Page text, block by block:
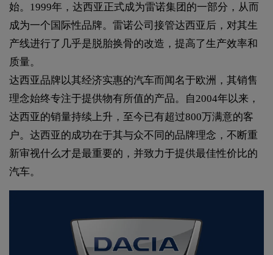
始。1999年，达西亚正式成为雷诺集团的一部分，从而
成为一个国际性品牌。雷诺公司接管达西亚后，对其生
产线进行了几乎是脱胎换骨的改造，提高了生产效率和
质量。
达西亚品牌以其经济实惠的汽车而闻名于欧洲，其销售
理念始终专注于提供物有所值的产品。自2004年以来，
达西亚的销量持续上升，至今已有超过800万满意的客
户。达西亚的成功在于其与众不同的品牌理念，不断重
新审视什么才是最重要的，并致力于提供最佳性价比的
汽车。